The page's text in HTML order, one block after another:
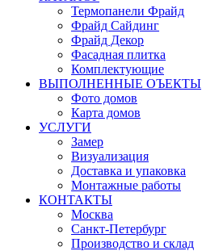
Термопанели Фрайд
Фрайд Сайдинг
Фрайд Декор
Фасадная плитка
Комплектующие
ВЫПОЛНЕННЫЕ ОЪЕКТЫ
Фото домов
Карта домов
УСЛУГИ
Замер
Визуализация
Доставка и упаковка
Монтажные работы
КОНТАКТЫ
Москва
Санкт-Петербург
Производство и склад